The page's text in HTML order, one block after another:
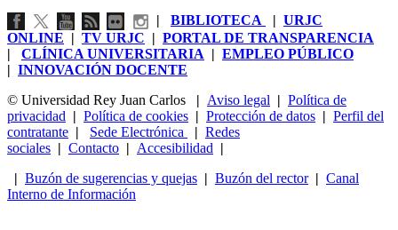
| BIBLIOTECA | URJC
ONLINE | TV URJC | PORTAL DE TRANSPARENCIA
| CLÍNICA UNIVERSITARIA | EMPLEO PÚBLICO
| INNOVACIÓN DOCENTE
© Universidad Rey Juan Carlos
| Aviso legal | Política de
privacidad | Política de cookies | Protección de datos | Perfil del
contratante | Sede Electrónica | Redes
sociales | Contacto | Accesibilidad |
| Buzón de sugerencias y quejas | Buzón del rector| Canal
Interno de Información